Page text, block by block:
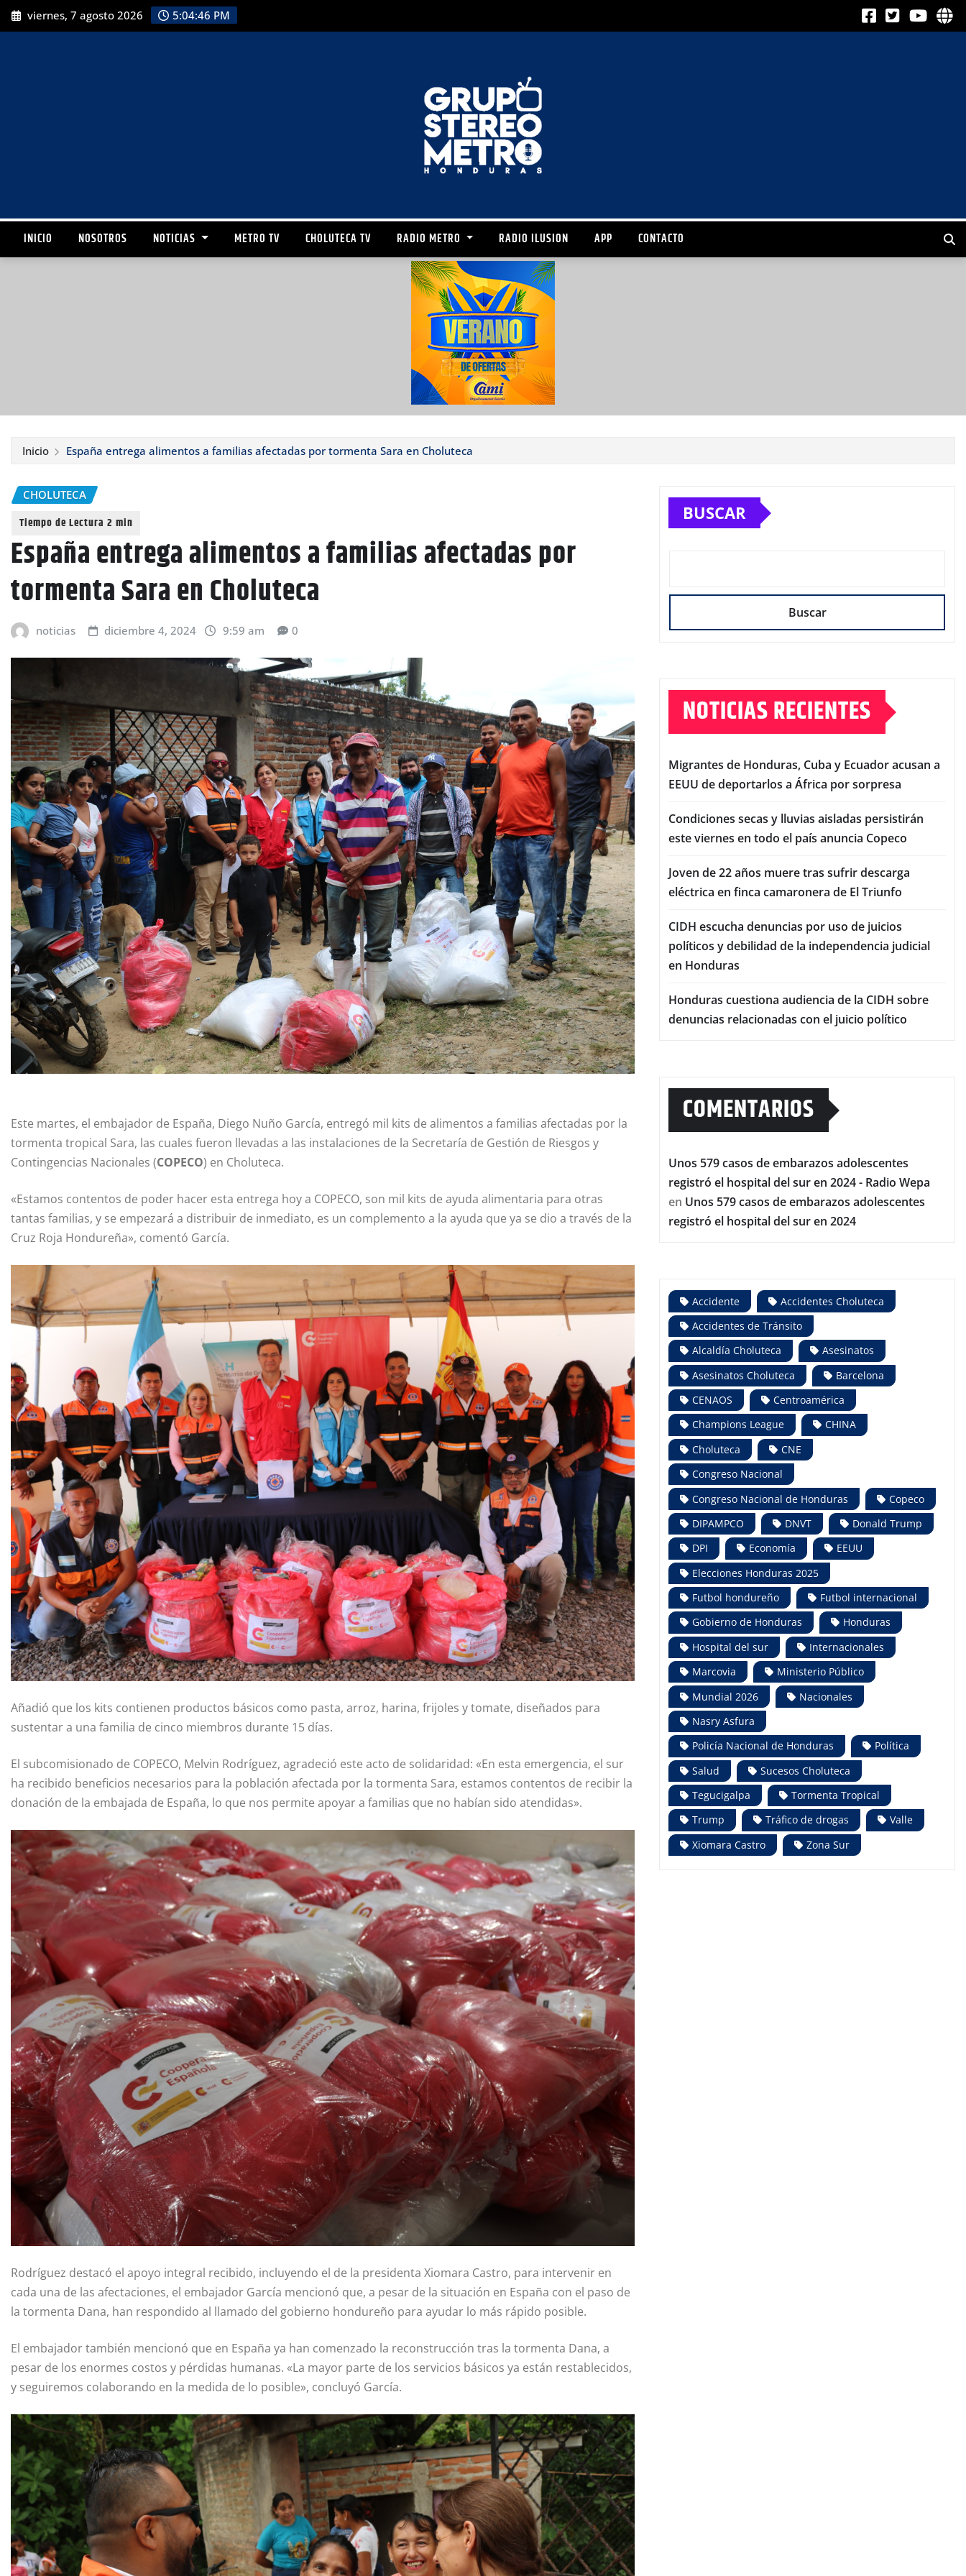
viernes, 7 agosto 2026 5:04:48 PM
INICIO NOSOTROS NOTICIAS METRO TV CHOLUTECA TV RADIO METRO RADIO ILUSION APP CONTACTO
Inicio España entrega alimentos a familias afectadas por tormenta Sara en Choluteca
CHOLUTECA
España entrega alimentos a familias afectadas por
tormenta Sara en Choluteca
noticias diciembre 4, 2024 9:59 am 0
Este martes, el embajador de España, Diego Nuño García, entregó mil kits de alimentos a familias afectadas por la
tormenta tropical Sara, las cuales fueron llevadas a las instalaciones de la Secretaría de Gestión de Riesgos y
Contingencias Nacionales (COPECO) en Choluteca.
«Estamos contentos de poder hacer esta entrega hoy a COPECO, son mil kits de ayuda alimentaria para otras
tantas familias, y se empezará a distribuir de inmediato, es un complemento a la ayuda que ya se dio a través de la
Cruz Roja Hondureña», comentó García.
Añadió que los kits contienen productos básicos como pasta, arroz, harina, frijoles y tomate, diseñados para
sustentar a una familia de cinco miembros durante 15 días.
El subcomisionado de COPECO, Melvin Rodríguez, agradeció este acto de solidaridad: «En esta emergencia, el sur
ha recibido beneficios necesarios para la población afectada por la tormenta Sara, estamos contentos de recibir la
donación de la embajada de España, lo que nos permite apoyar a familias que no habían sido atendidas».
Rodríguez destacó el apoyo integral recibido, incluyendo el de la presidenta Xiomara Castro, para intervenir en
cada una de las afectaciones, el embajador García mencionó que, a pesar de la situación en España con el paso de
la tormenta Dana, han respondido al llamado del gobierno hondureño para ayudar lo más rápido posible.
El embajador también mencionó que en España ya han comenzado la reconstrucción tras la tormenta Dana, a
pesar de los enormes costos y pérdidas humanas. «La mayor parte de los servicios básicos ya están restablecidos,
y seguiremos colaborando en la medida de lo posible», concluyó García.
BUSCAR
Buscar
NOTICIAS RECIENTES
Migrantes de Honduras, Cuba y Ecuador acusan a
EEUU de deportarlos a África por sorpresa
Condiciones secas y lluvias aisladas persistirán
este viernes en todo el país anuncia Copeco
Joven de 22 años muere tras sufrir descarga
eléctrica en finca camaronera de El Triunfo
CIDH escucha denuncias por uso de juicios
políticos y debilidad de la independencia judicial
en Honduras
Honduras cuestiona audiencia de la CIDH sobre
denuncias relacionadas con el juicio político
COMENTARIOS
Unos 579 casos de embarazos adolescentes
registró el hospital del sur en 2024 - Radio Wepa
en Unos 579 casos de embarazos adolescentes
registró el hospital del sur en 2024
Accidente
Accidentes Choluteca
Accidentes de Tránsito
Alcaldía Choluteca
Asesinatos
Asesinatos Choluteca
Barcelona
CENAOS
Centroamérica
Champions League
CHINA
Choluteca
CNE
Congreso Nacional
Congreso Nacional de Honduras
Copeco
DIPAMPCO
DNVT
Donald Trump
DPI
Economía
EEUU
Elecciones Honduras 2025
Futbol hondureño
Futbol internacional
Gobierno de Honduras
Honduras
Hospital del sur
Internacionales
Marcovia
Ministerio Público
Mundial 2026
Nacionales
Nasry Asfura
Policía Nacional de Honduras
Política
Salud
Sucesos Choluteca
Tegucigalpa
Tormenta Tropical
Trump
Tráfico de drogas
Valle
Xiomara Castro
Zona Sur